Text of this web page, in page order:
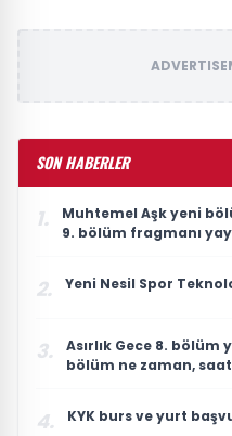
SON HABERLER
1.
Muhtemel Aşk yeni
9. bölüm fragmanı
2. Yeni Nesil Spor
3.
Asırlık Gece 8. bölüm
bölüm ne zaman,
4. KYK burs ve yurt